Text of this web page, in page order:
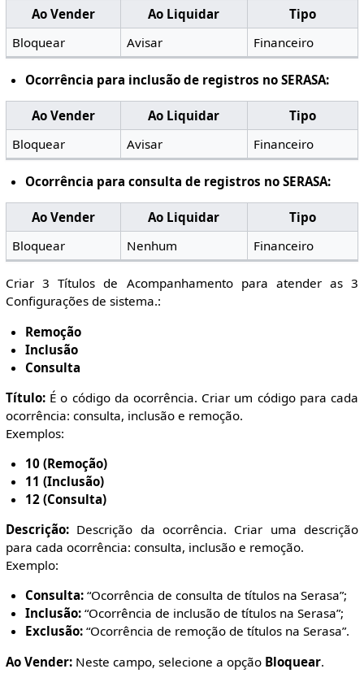
Ao Vender Ao Liquidar
Tipo
Bloquear
Avisar Financeiro
Ocorrência para inclusão de registros no SERASA:
Ao Vender Ao Liquidar
Tipo
Bloquear
Avisar Financeiro
Ocorrência para consulta de registros no SERASA:
Ao Vender Ao Liquidar
Tipo
Bloquear
Nenhum Financeiro
Criar 3 Títulos de Acompanhamento para atender as 3
Configurações de sistema.:
Remoção
Inclusão
Consulta
Título:É o código da ocorrência. Criar um código para cada
ocorrência: consulta, inclusão e remoção.
Exemplos:
10 (Remoção)
11 (Inclusão)
12 (Consulta)
Descrição:Descrição da ocorrência. Criar uma descrição
para cada ocorrência: consulta, inclusão e remoção.
Exemplo:
Consulta: “Ocorrência de consulta de títulos na Serasa”;
Inclusão: “Ocorrência de inclusão de títulos na Serasa”;
Exclusão: “Ocorrência de remoção de títulos na Serasa”.
Ao Vender:Neste campo, selecione a opção Bloquear.